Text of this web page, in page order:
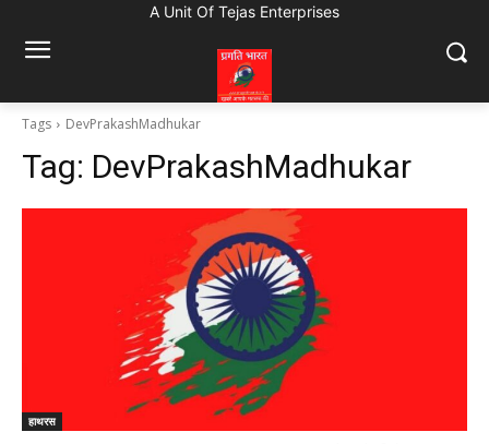
A Unit Of Tejas Enterprises
Tags DevPrakashMadhukar
Tag: DevPrakashMadhukar
हाथरस